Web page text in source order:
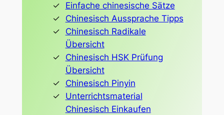
Einfache chinesische Sätze
Chinesisch Aussprache Tipps
Chinesisch Radikale
Übersicht
Chinesisch HSK Prüfung
Übersicht
Chinesisch Pinyin
Unterrichtsmaterial
Chinesisch Einkaufen